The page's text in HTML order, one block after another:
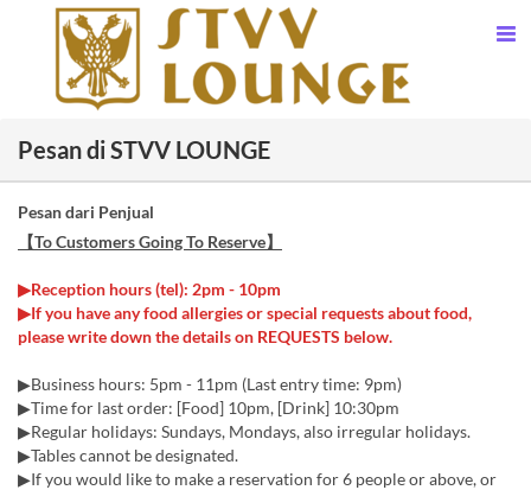
Pesan di STVV LOUNGE
Pesan dari Penjual
【To Customers Going To Reserve】
▶Reception hours (tel): 2pm - 10pm
▶If you have any food allergies or special requests about food,
please write down the details on REQUESTS below.
▶Business hours: 5pm - 11pm (Last entry time: 9pm)
▶Time for last order: [Food] 10pm, [Drink] 10:30pm
▶Regular holidays: Sundays, Mondays, also irregular holidays.
▶Tables cannot be designated.
▶If you would like to make a reservation for 6 people or above, or